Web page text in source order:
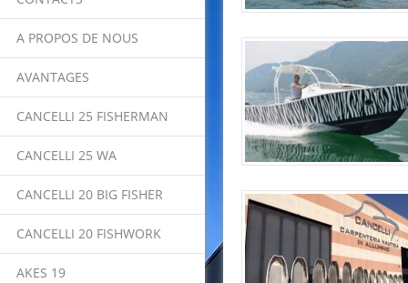
A PROPOS DE NOUS
AVANTAGES
CANCELLI 25 FISHERMAN
CANCELLI 25 WA
CANCELLI 20 BIG FISHER
CANCELLI 20 FISHWORK
AKES 19